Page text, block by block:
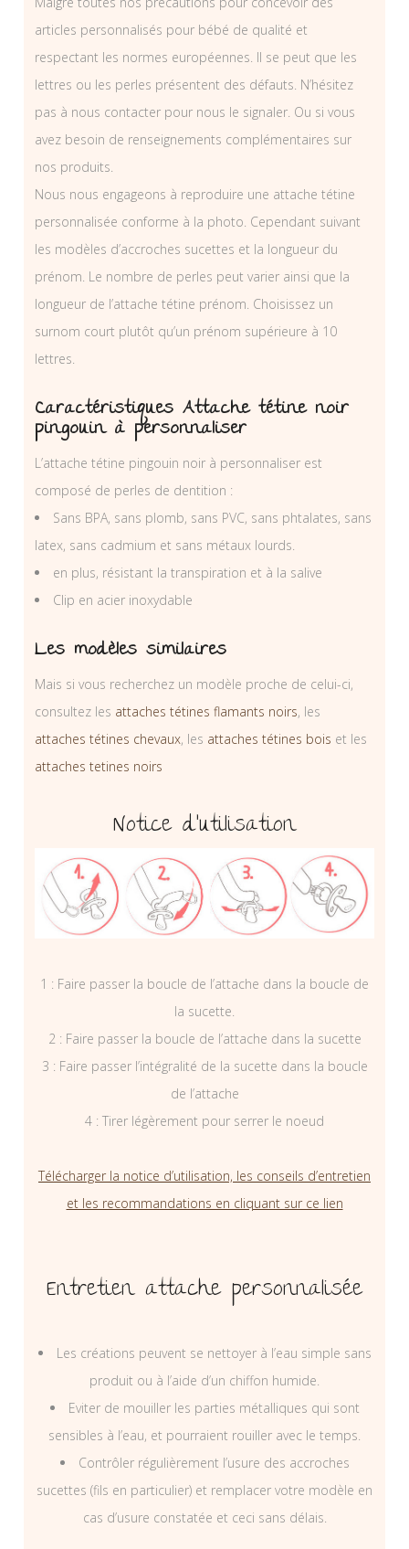
articles personnalisés pour bébé de qualité et
respectant les normes européennes. Il se peut que les
lettres ou les perles présentent des défauts. N’hésitez
pas à nous contacter pour nous le signaler. Ou si vous
avez besoin de renseignements complémentaires sur
nos produits.
Nous nous engageons à reproduire une attache tétine
personnalisée conforme à la photo. Cependant suivant
les modèles d’accroches sucettes et la longueur du
prénom. Le nombre de perles peut varier ainsi que la
longueur de l’attache tétine prénom. Choisissez un
surnom court plutôt qu’un prénom supérieure à 10
lettres.
Caractéristiques Attache tétine noir
pingouin à personnaliser
L’attache tétine pingouin noir à personnaliser est
composé de perles de dentition :
Sans BPA, sans plomb, sans PVC, sans phtalates, sans
latex, sans cadmium et sans métaux lourds.
en plus, résistant la transpiration et à la salive
Clip en acier inoxydable
Les modèles similaires
Mais si vous recherchez un modèle proche de celui-ci,
consultez les attaches tétines flamants noirs, les
attaches tétines chevaux, les attaches tétines bois et les
attaches tetines noirs
Notice d’utilisation
1 : Faire passer la boucle de l’attache dans la boucle de
la sucette.
2 : Faire passer la boucle de l’attache dans la sucette
3 : Faire passer l’intégralité de la sucette dans la boucle
de l’attache
4 : Tirer légèrement pour serrer le noeud
Télécharger la notice d’utilisation, les conseils d’entretien
et les recommandations en cliquant sur ce lien
Entretien attache personnalisée
Les créations peuvent se nettoyer à l’eau simple sans
produit ou à l’aide d’un chiffon humide.
Eviter de mouiller les parties métalliques qui sont
sensibles à l’eau, et pourraient rouiller avec le temps.
Contrôler régulièrement l’usure des accroches
sucettes (fils en particulier) et remplacer votre modèle en
cas d’usure constatée et ceci sans délais.